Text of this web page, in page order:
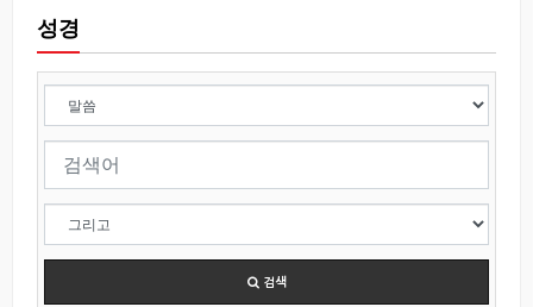
성경
검색